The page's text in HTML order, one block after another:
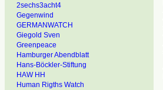
2sechs3acht4
Gegenwind
GERMANWATCH
Giegold Sven
Greenpeace
Hamburger Abendblatt
Hans-Böckler-Stiftung
HAW HH
Human Rigths Watch